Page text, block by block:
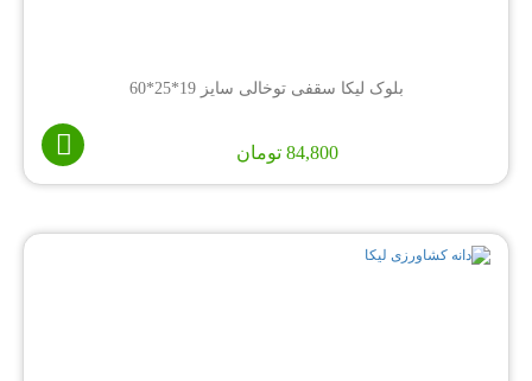
بلوک لیکا سقفی توخالی سایز 19*25*60
84,800 تومان